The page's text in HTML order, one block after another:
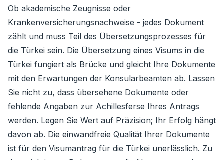
Ob akademische Zeugnisse oder
Krankenversicherungsnachweise - jedes Dokument
zählt und muss Teil des Übersetzungsprozesses für
die Türkei sein. Die Übersetzung eines Visums in die
Türkei fungiert als Brücke und gleicht Ihre Dokumente
mit den Erwartungen der Konsularbeamten ab. Lassen
Sie nicht zu, dass übersehene Dokumente oder
fehlende Angaben zur Achillesferse Ihres Antrags
werden. Legen Sie Wert auf Präzision; Ihr Erfolg hängt
davon ab. Die einwandfreie Qualität Ihrer Dokumente
ist für den Visumantrag für die Türkei unerlässlich. Zu